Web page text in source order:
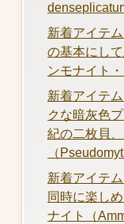
新着アイテ
の基本にし
ンモナイト
新着アイテ
クな暗灰色
紀の二枚貝
（
新着アイテ
同時に楽し
ナイト（